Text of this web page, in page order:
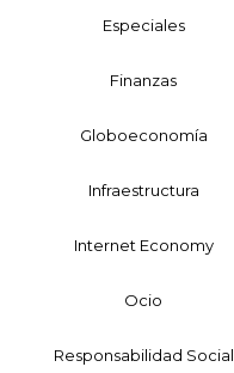
Especiales
Finanzas
Globoeconomía
Infraestructura
Internet Economy
Ocio
Responsabilidad Social